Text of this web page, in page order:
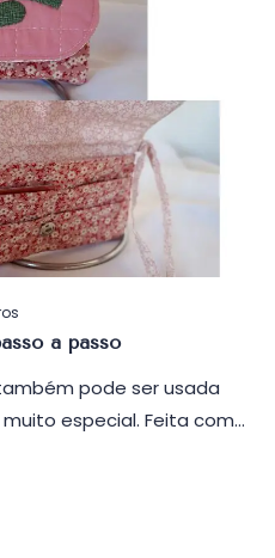
a passo
pode ser usada
especial. Feita com…